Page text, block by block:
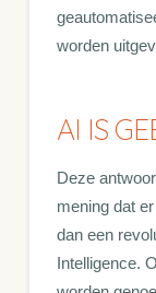
worden
AI IS
Deze
mening dat
dan een
Intelligence.